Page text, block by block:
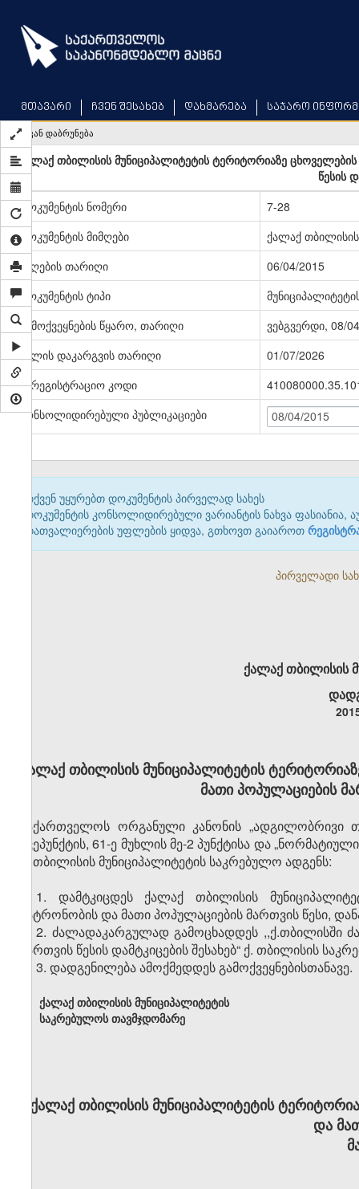
main
content
მთავარი ჩვენ შესახებ დახმარება საჯარო
უკან დაბრუნება
ქალაქ თბილისის მუნიციპალიტეტის ტერიტორიაზე
წესის
დოკუმენტის ნომერი
7-28
დოკუმენტის მიმღები
ქალაქ
მიღების თარიღი
06/04/2015
დოკუმენტის ტიპი
გამოქვეყნების წყარო, თარიღი
ვებგვერდი, 08/
ძალის დაკარგვის თარიღი
01/07/2026
სარეგისტრაციო კოდი
კონსოლიდირებული პუბლიკაციები
08/04/2015
თქვენ უყურებთ დოკუმენტის პირველად სახეს
დოკუმენტის კონსოლიდირებული ვარიანტის ნახვა ფასიანია,
დათვალიერების უფლების ყიდვა, გთხოვთ გაიაროთ
პირველადი
ქალაქ თბილისის
ქალაქ თბილისის მუნიციპალიტეტის
მათი პოპულაციების
საქართველოს ორგანული კანონის „ადგილობრივი
ქვეპუნქტის, 61-ე მუხლის მე-2 პუნქტისა და
ქ. თბილისის მუნიციპალიტეტის საკრებულო ადგენს:
1. დამტკიცდეს ქალაქ თბილისის
პატრონობის და მათი პოპულაციების მართვის წესი,
2. ძალადაკარგულად გამოცხადდეს ,,ქ.თბილისში
მართვის წესის დამტკიცების შესახებ“ ქ. თბილისის
3. დადგენილება ამოქმედდეს გამოქვეყნებისთანავე.
ქალაქ თბილისის მუნიციპალიტეტის
საკრებულოს თავმჯდომარე
ქალაქ თბილისის მუნიციპალიტეტის
და